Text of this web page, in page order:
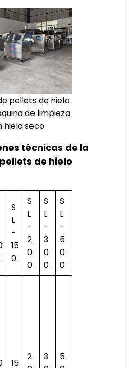
pellets de hielo
de limpieza
hielo seco
técnicas de la
de hielo
S
L
-
15
0
S
L
-
2
0
0
S
L
-
3
0
0
S
L
-
5
0
0
15
2
3
5